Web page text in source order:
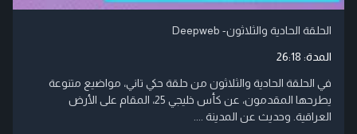
الحلقة الحادية والثلاثون- Deepweb
المدة: 26:18
في الحلقة الحادية والثلاثون من حلقة حكي تاني، مواضيع متنوعة
يطرحها المقدمون، عن كأس خليجي 25، المقام على الأرض
العراقية. وحديث عن المدينة ....